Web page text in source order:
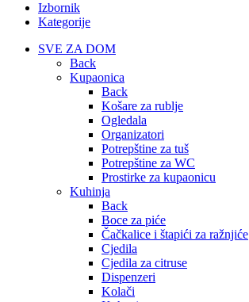
Izbornik
Kategorije
SVE ZA DOM
Back
Kupaonica
Back
Košare za rublje
Ogledala
Organizatori
Potrepštine za tuš
Potrepštine za WC
Prostirke za kupaonicu
Kuhinja
Back
Boce za piće
Čačkalice i štapići za ražnjiće
Cjedila
Cjedila za citruse
Dispenzeri
Kolači